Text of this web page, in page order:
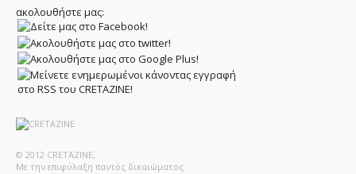
ακολουθήστε μας:
© 2012 CRETAZINE,
Με την επιφύλαξη παντός δικαιώματος